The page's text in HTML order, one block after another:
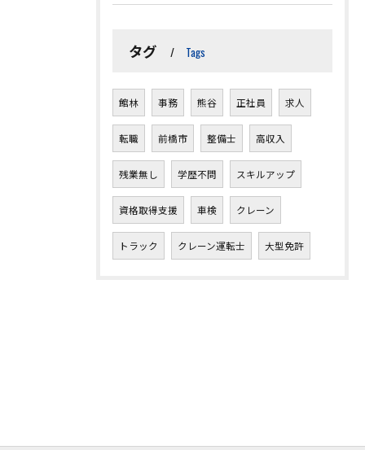
タグ Tags
館林 事務 熊谷 正社員 求人
転職 前橋市 整備士 高収入
残業無し 学歴不問 スキルアップ
資格取得支援 車検 クレーン
トラック クレーン運転士 大型免許